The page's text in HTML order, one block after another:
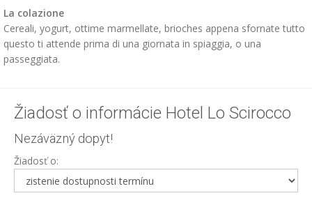
La colazione
Cereali, yogurt, ottime marmellate, brioches appena sfornate tutto
questo ti attende prima di una giornata in spiaggia, o una
passeggiata.
Žiadosť o informácie Hotel Lo Scirocco
Nezáväzný dopyt!
Žiadosť o: